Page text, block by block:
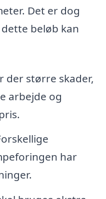
Det er dog
beløb kan
der større skader,
arbejde og
har